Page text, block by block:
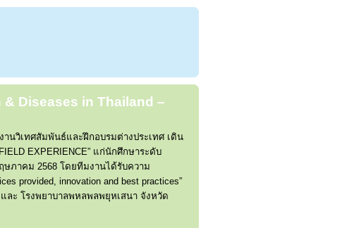
& Diseases in Thailand –
นวิเทศสัมพันธ์และฝึกอบรมต่างประเทศ เดิน
EXPERIENCE” แก่นักศึกษาระดับ
ษภาคม 2568 โดยทีมงานได้รับความ
provided, innovation and best practices”
ะ โรงพยาบาลพหลพลพยุหเสนา จังหวัด